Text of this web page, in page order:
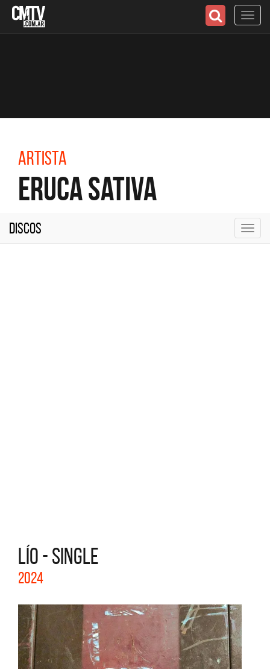
Artista
Eruca Sativa
Discos
LÍO - SINGLE
2024